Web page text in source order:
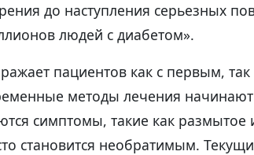
до наступления серьезных
людей с диабетом».
пациентов как с первым,
методы лечения
симптомы, такие как размытое
становится необратимым.